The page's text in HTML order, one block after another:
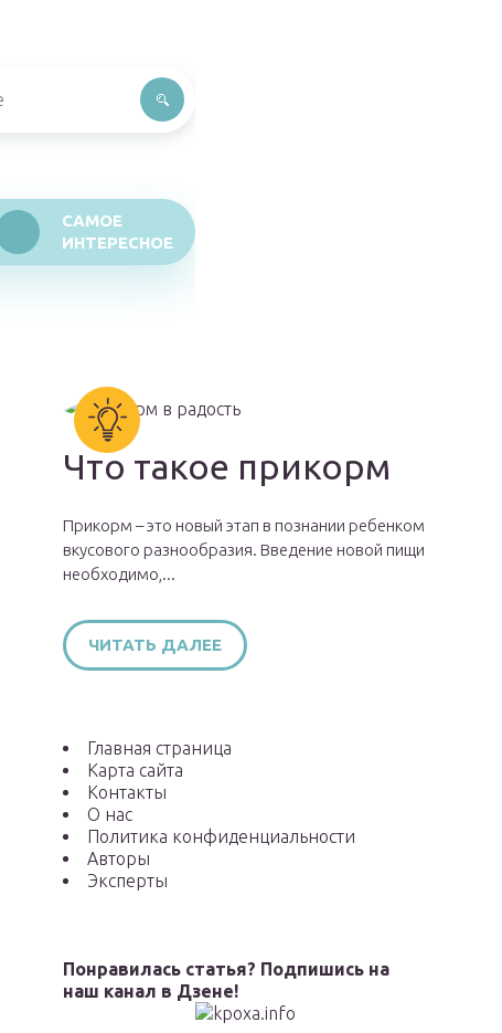
САМОЕ
ИНТЕРЕСНОЕ
Что такое прикорм
Прикорм – это новый этап в познании ребенком
вкусового разнообразия. Введение новой пищи
необходимо,...
ЧИТАТЬ ДАЛЕЕ
Главная страница
Карта сайта
Контакты
О нас
Политика конфиденциальности
Авторы
Эксперты
Понравилась статья? Подпишись на
наш канал в Дзене!